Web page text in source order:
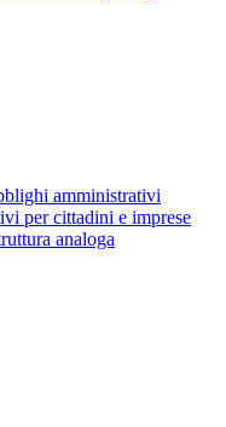
amministrativi
per cittadini e imprese
analoga